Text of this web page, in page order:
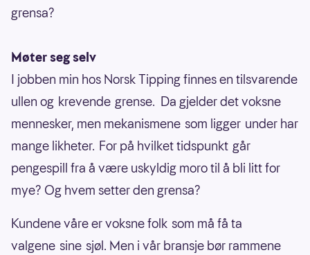
grensa?
Møter seg selv
I jobben min hos Norsk Tipping finnes en tilsvarende
ullen og krevende grense. Da gjelder det voksne
mennesker, men mekanismene som ligger under har
mange likheter. For på hvilket tidspunkt går
pengespill fra å være uskyldig moro til å bli litt for
mye? Og hvem setter den grensa?
Kundene våre er voksne folk som må få ta
valgene sine sjøl. Men i vår bransje bør rammene